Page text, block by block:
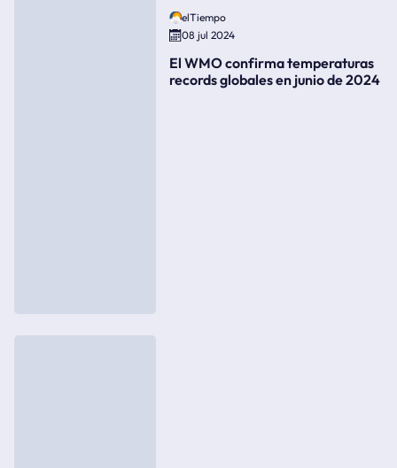
elTiempo
08 jul 2024
El WMO confirma temperaturas
records globales en junio de 2024